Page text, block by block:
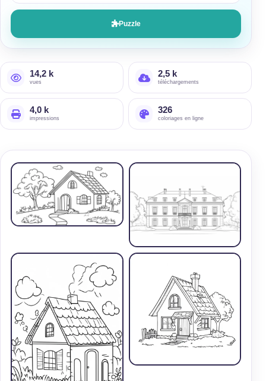
Puzzle
14,2 k
vues
2,5 k
téléchargements
4,0 k
impressions
326
coloriages en ligne